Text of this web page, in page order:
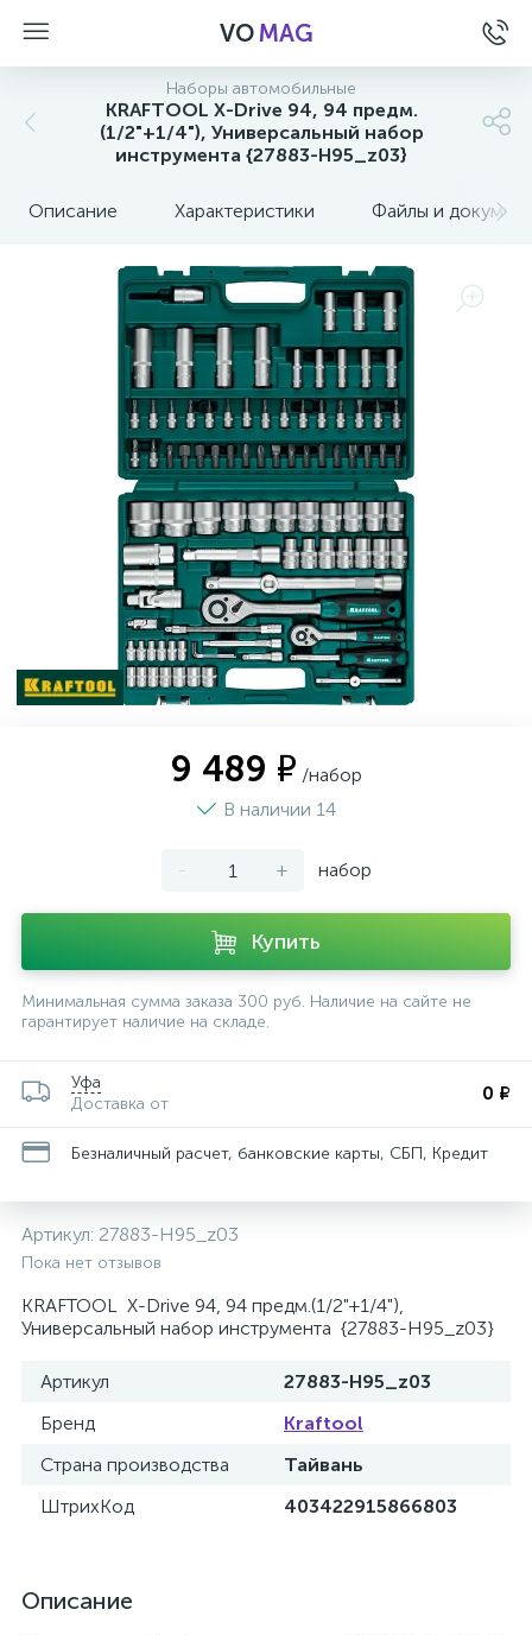
VOMAG
Наборы автомобильные
KRAFTOOL X-Drive 94, 94 предм.
(1/2"+1/4"), Универсальный набор
инструмента {27883-H95_z03}
Описание Характеристики Файлы и
9 489 ₽ /набор
В наличии 14
- + набор
Купить
Минимальная сумма заказа 300 руб. Наличие на сайте не
гарантирует наличие на складе.
Уфа
Доставка от
0 ₽
Безналичный расчет, банковские карты, СБП, Кредит
Артикул: 27883-H95_z03
Пока нет отзывов
KRAFTOOL X-Drive 94, 94 предм.(1/2"+1/4"),
Универсальный набор инструмента {27883-H95_z03}
Артикул
27883-H95_z03
Бренд
Kraftool
Страна производства
Тайвань
ШтрихКод
403422915866803
Описание